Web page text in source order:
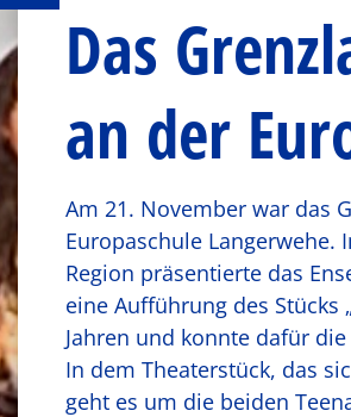
Das
an der
Am 21. November war das
Europaschule Langerwehe.
Region präsentierte das
eine Aufführung des Stücks
Jahren und konnte dafür
In dem Theaterstück, das
geht es um die beiden